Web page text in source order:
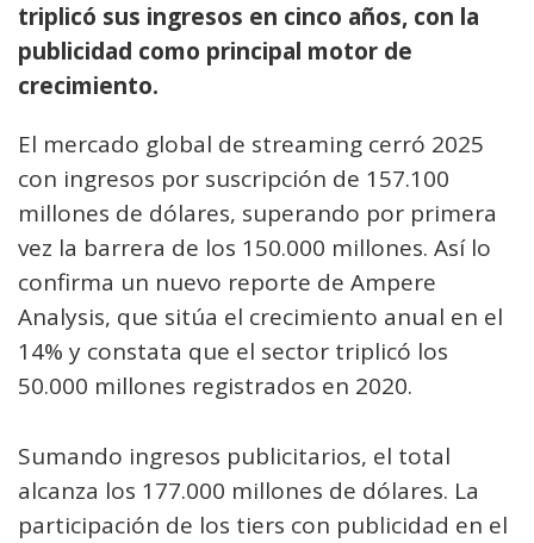
triplicó sus ingresos en cinco años, con la
publicidad como principal motor de
crecimiento.
El mercado global de streaming cerró 2025
con ingresos por suscripción de 157.100
millones de dólares, superando por primera
vez la barrera de los 150.000 millones. Así lo
confirma un nuevo reporte de Ampere
Analysis, que sitúa el crecimiento anual en el
14% y constata que el sector triplicó los
50.000 millones registrados en 2020.
Sumando ingresos publicitarios, el total
alcanza los 177.000 millones de dólares. La
participación de los tiers con publicidad en el